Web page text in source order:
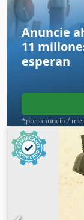
Anuncie
11
esperan
*por anuncio /